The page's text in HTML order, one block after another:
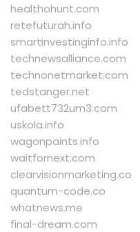
healthohunt.com
retefuturah.info
smartinvestinginfo.info
technewsalliance.com
technonetmarket.com
tedstanger.net
ufabett732um3.com
uskola.info
wagonpaints.info
waitfornext.com
clearvisionmarketing.co
quantum-code.co
whatnews.me
final-dream.com